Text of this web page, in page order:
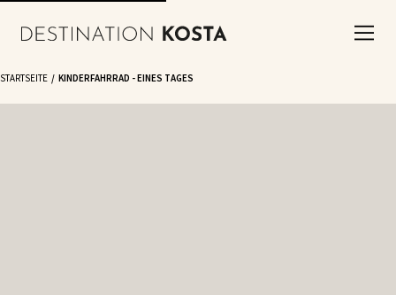
STARTSEITE KINDERFAHRRAD - EINES TAGES